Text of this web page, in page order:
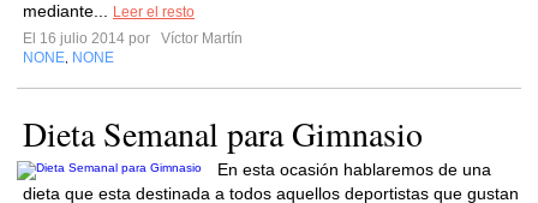
mediante...
Leer el resto
El 16 julio 2014 por
Víctor Martín
NONE NONE
Dieta Semanal para Gimnasio
En esta ocasión hablaremos de una
dieta que esta destinada a todos aquellos deportistas que gustan